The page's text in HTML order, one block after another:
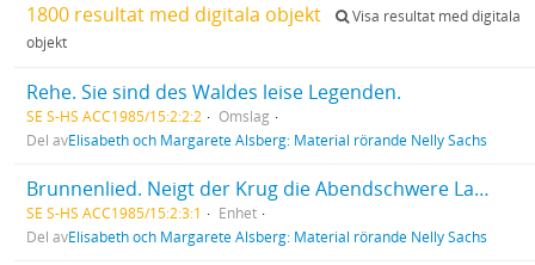
1800 resultat med digitala objekt
Visa resultat med digitala
objekt
Rehe. Sie sind des Waldes leise Legenden.
SE S-HS ACC1985/15:2:2:2
Omslag
Del avElisabeth och Margarete Alsberg: Material rörande Nelly Sachs
Brunnenlied. Neigt der Krug die Abendschwere Labe.
SE S-HS ACC1985/15:2:3:1
Enhet
Del avElisabeth och Margarete Alsberg: Material rörande Nelly Sachs